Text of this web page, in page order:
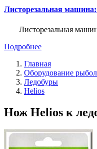
Листорезальная
Листорезальная
Подробнее
Главная
Оборудование
Ледобуры
Helios
Нож Helios к